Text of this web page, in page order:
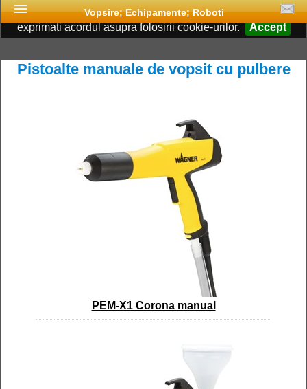
Acest site foloseste cookies. Continuand navigarea, va
exprimati acordul asupra folosirii cookie-urilor.
Accept
Vopsire; Echipamente; Roboti
Pistoalte manuale de vopsit cu pulbere
PEM-X1 Corona manual